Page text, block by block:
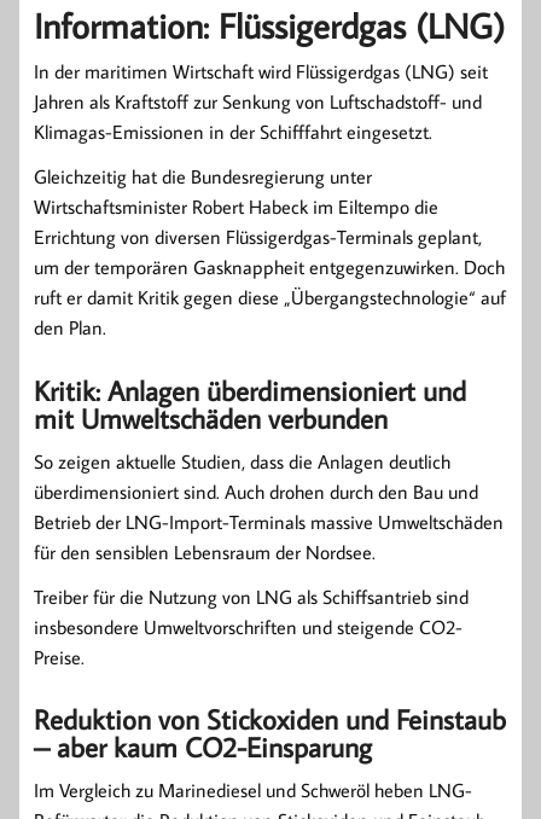
Information: Flüssigerdgas (LNG)
In der maritimen Wirtschaft wird Flüssigerdgas (LNG) seit
Jahren als Kraftstoff zur Senkung von Luftschadstoff- und
Klimagas-Emissionen in der Schifffahrt eingesetzt.
Gleichzeitig hat die Bundesregierung unter
Wirtschaftsminister Robert Habeck im Eiltempo die
Errichtung von diversen Flüssigerdgas-Terminals geplant,
um der temporären Gasknappheit entgegenzuwirken. Doch
ruft er damit Kritik gegen diese „Übergangstechnologie“ auf
den Plan.
Kritik: Anlagen überdimensioniert und
mit Umweltschäden verbunden
So zeigen aktuelle Studien, dass die Anlagen deutlich
überdimensioniert sind. Auch drohen durch den Bau und
Betrieb der LNG-Import-Terminals massive Umweltschäden
für den sensiblen Lebensraum der Nordsee.
Treiber für die Nutzung von LNG als Schiffsantrieb sind
insbesondere Umweltvorschriften und steigende CO2-
Preise.
Reduktion von Stickoxiden und Feinstaub
– aber kaum CO2-Einsparung
Im Vergleich zu Marinediesel und Schweröl heben LNG-